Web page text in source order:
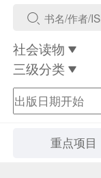
社会读物
三级分类
重点项目